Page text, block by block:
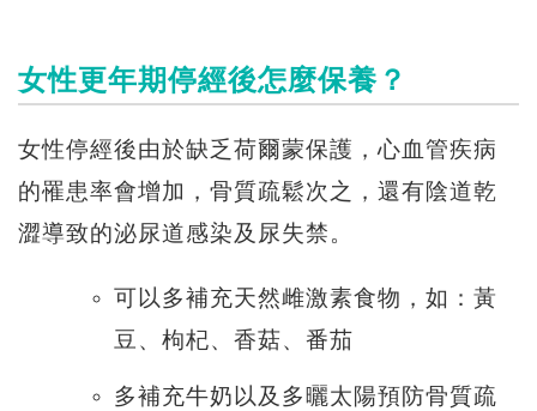
女性更年期停經後怎麼保養？
女性停經後由於缺乏荷爾蒙保護，心血管疾病
的罹患率會增加，骨質疏鬆次之，還有陰道乾
澀導致的泌尿道感染及尿失禁。
可以多補充天然雌激素食物，如：黃
豆、枸杞、香菇、番茄
多補充牛奶以及多曬太陽預防骨質疏